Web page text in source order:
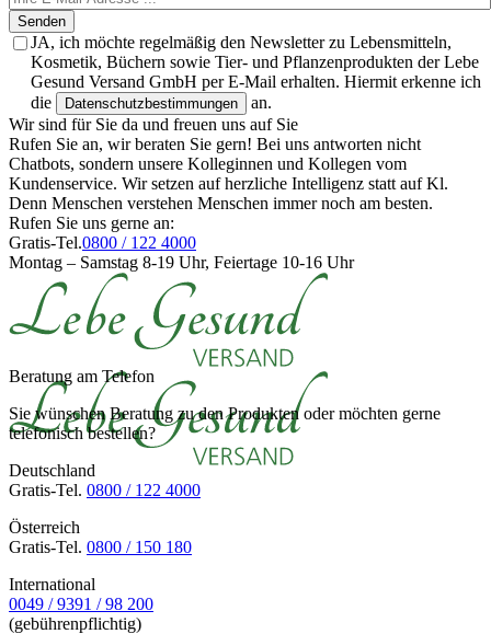
Senden
JA, ich möchte regelmäßig den Newsletter zu Lebensmitteln,
Kosmetik, Büchern sowie Tier- und Pflanzenprodukten der Lebe
Gesund Versand GmbH per E-Mail erhalten. Hiermit erkenne ich
die
Datenschutzbestimmungen
an.
Wir sind für Sie da und freuen uns auf Sie
Rufen Sie an, wir beraten Sie gern! Bei uns antworten nicht
Chatbots, sondern unsere Kolleginnen und Kollegen vom
Kundenservice. Wir setzen auf herzliche Intelligenz statt auf Kl.
Denn Menschen verstehen Menschen immer noch am besten.
Rufen Sie uns gerne an:
Gratis-Tel.0800 / 122 4000
Montag – Samstag 8-19 Uhr, Feiertage 10-16 Uhr
Beratung am Telefon
Sie wünschen Beratung zu den Produkten oder möchten gerne
telefonisch bestellen?
Deutschland
Gratis-Tel. 0800 / 122 4000
Österreich
Gratis-Tel. 0800 / 150 180
International
0049 / 9391 / 98 200
(gebührenpflichtig)